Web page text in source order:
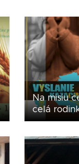
Na misiu
celá